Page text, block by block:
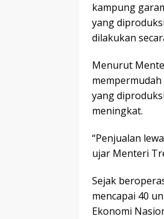
kampung
yang
dilakukan
Menurut
yang
meningkat.
“Penjualan
ujar Menteri
Sejak
mencapai 40
Ekonomi